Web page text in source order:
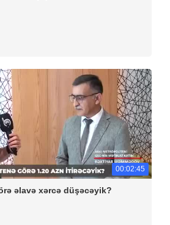
00:02:45
əlavə xərcə düşəcəyik?